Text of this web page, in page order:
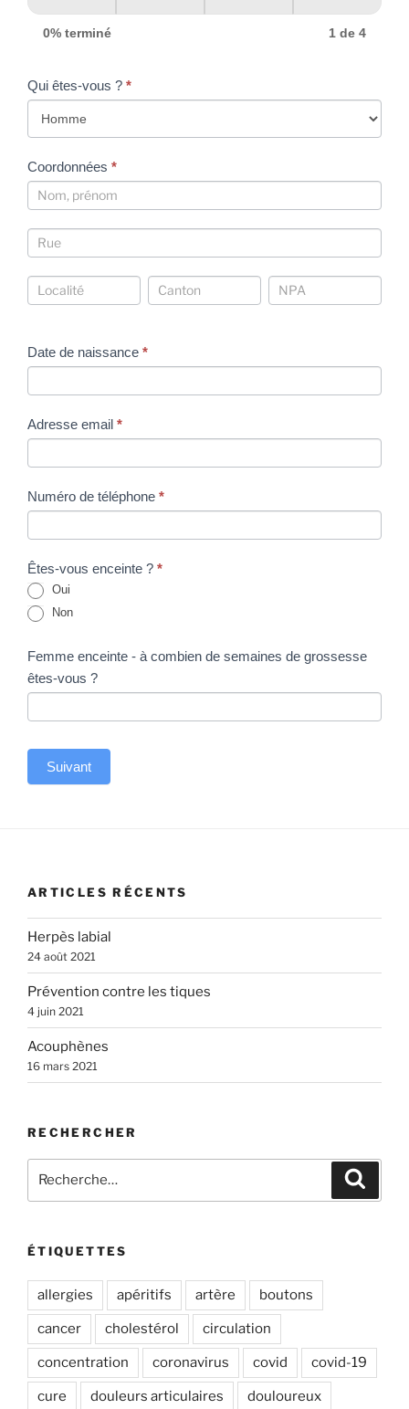
0% terminé 1 de 4
Qui êtes-vous ? *
Coordonnées *
Coordonnées
Coordonnées
Coordonnées Coordonnées Coordonnées
Date de naissance *
Adresse email *
Numéro de téléphone *
Êtes-vous enceinte ? *
Oui
Non
Femme enceinte - à combien de semaines de grossesse
êtes-vous ?
Suivant
e
n
a
t
i
v
e
:
ARTICLES RÉCENTS
Herpès labial
24 août 2021
Prévention contre les tiques
4 juin 2021
Acouphènes
16 mars 2021
RECHERCHER
pour
ÉTIQUETTES
allergies apéritifs artère boutons
cancer cholestérol circulation
concentration coronavirus covid covid-19
cure douleurs articulaires douloureux